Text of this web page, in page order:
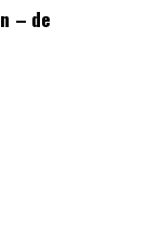
– de